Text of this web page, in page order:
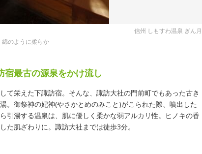
信州 しもすわ温泉 ぎん月
のように柔らか
宿最古の源泉をかけ流し
て栄えた下諏訪宿。そんな、諏訪大社の門前町でもあった古き
。御祭神の妃神(やさかとめのみこと)がこられた際、噴出した
引湯する温泉は、肌に優しく柔かな弱アルカリ性。ヒノキの香
た肌ざわりに。諏訪大社までは徒歩3分。